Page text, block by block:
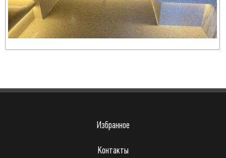
Избранное
Контакты